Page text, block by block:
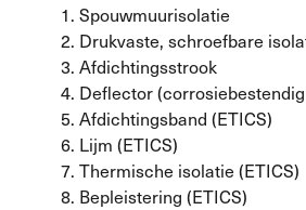
1. Spouwmuurisolatie
2. Drukvaste, schroefbare
3. Afdichtingsstrook
4. Deflector
5. Afdichtingsband (ETICS)
6. Lijm (ETICS)
7. Thermische isolatie (ETICS)
8. Bepleistering (ETICS)